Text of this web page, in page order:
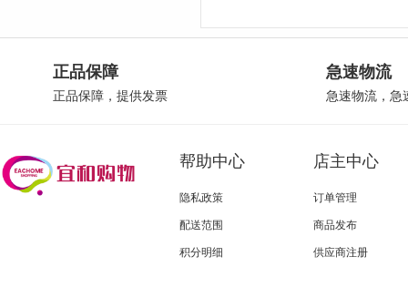
正品保障
正品保障，提供发票
急速物流
急速物流，急
帮助中心
隐私政策
配送范围
积分明细
店主中心
订单管理
商品发布
供应商注册